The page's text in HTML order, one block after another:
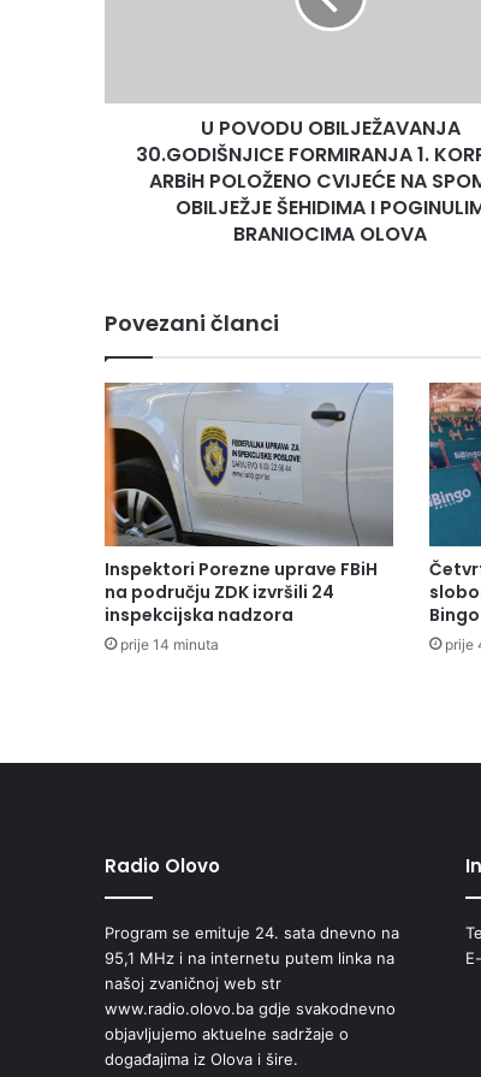
POLOŽENO
SPOMEN
OBILJEŽJE
OLOVA
U POVODU OBILJEŽAVANJA
30.GODIŠNJICE FORMIRANJA 1.
ARBiH POLOŽENO CVIJEĆE NA
OBILJEŽJE ŠEHIDIMA I
BRANIOCIMA OLOVA
Povezani članci
Inspektori Porezne uprave FBiH
na području ZDK izvršili 24
inspekcijska nadzora
prije 14 minuta prije
Radio Olovo
Program se emituje 24. sata dnevno na
95,1 MHz i na internetu putem linka na
našoj zvaničnoj web str
www.radio.olovo.ba gdje svakodnevno
objavljujemo aktuelne sadržaje o
događajima iz Olova i šire.